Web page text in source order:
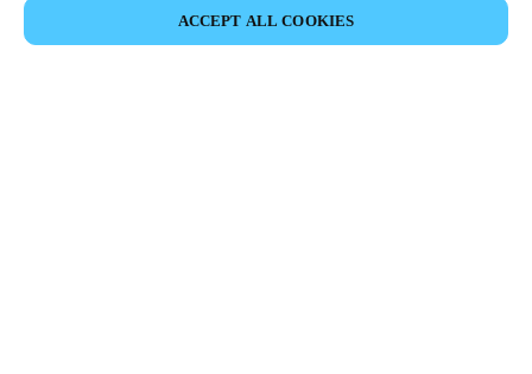
ACCEPT ALL COOKIES